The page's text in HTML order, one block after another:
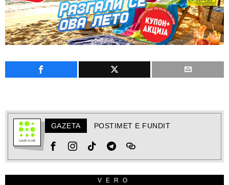
GAZETA POSTIMET E FUNDIT
VERO